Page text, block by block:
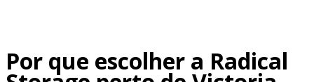
Por que escolher a Radical